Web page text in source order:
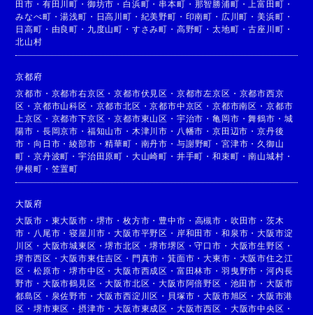
田市 ・ 有田川町 ・ 御坊市 ・ 白浜町 ・ 串本町 ・ 那智勝浦町 ・ 上富田町 ・
みなべ町 ・湯浅町 ・ 日高川町 ・ 紀美野町 ・ 印南町 ・ 広川町 ・美浜町 ・
日高町 ・ 由良町 ・ 九度山町 ・ すさみ町 ・ 高野町 ・太地町 ・古座川町 ・
北山村
京都府
京都市 ・ 京都市右京区 ・京都市伏見区 ・ 京都市左京区 ・ 京都市西京
区 ・京都市山科区 ・ 京都市北区 ・京都市中京区 ・京都市南区 ・ 京都市
上京区 ・ 京都市下京区 ・京都市東山区 ・ 宇治市 ・亀岡市 ・舞鶴市 ・ 城
陽市 ・ 長岡京市 ・ 福知山市 ・ 木津川市 ・ 八幡市 ・京田辺市 ・京丹後
市 ・向日市 ・綾部市 ・精華町 ・ 南丹市 ・ 与謝野町 ・ 宮津市 ・ 久御山
町 ・京丹波町 ・宇治田原町 ・ 大山崎町 ・ 井手町 ・和束町 ・南山城村 ・
伊根町 ・ 笠置町
大阪府
大阪市 ・ 東大阪市 ・ 堺市 ・枚方市 ・ 豊中市 ・ 高槻市 ・ 吹田市 ・ 茨木
市 ・ 八尾市 ・寝屋川市 ・大阪市平野区 ・ 岸和田市 ・ 和泉市 ・大阪市淀
川区 ・ 大阪市城東区 ・堺市北区 ・堺市堺区 ・守口市 ・ 大阪市生野区 ・
堺市西区 ・大阪市東住吉区 ・ 門真市 ・箕面市 ・大東市 ・ 大阪市住之江
区 ・松原市 ・堺市中区 ・大阪市西成区 ・ 富田林市 ・ 羽曳野市 ・ 河内長
野市 ・ 大阪市鶴見区 ・大阪市北区 ・大阪市阿倍野区 ・ 池田市 ・ 大阪市
都島区 ・ 泉佐野市 ・ 大阪市西淀川区 ・ 貝塚市 ・大阪市旭区 ・大阪市港
区 ・堺市東区 ・摂津市 ・大阪市東成区 ・ 大阪市西区 ・ 大阪市中央区 ・